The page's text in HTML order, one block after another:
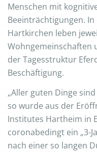
Menschen mit
Beeinträchtigungen.
Hartkirchen leben
Wohngemeinschaften
der Tagesstruktur
Beschäftigung.
„Aller guten Dinge
so wurde aus der
Institutes Hartheim in
coronabedingt ein „3-
nach einer so langen